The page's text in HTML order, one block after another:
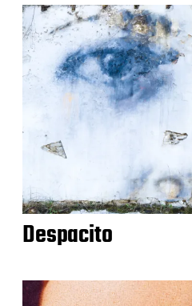
Despacito